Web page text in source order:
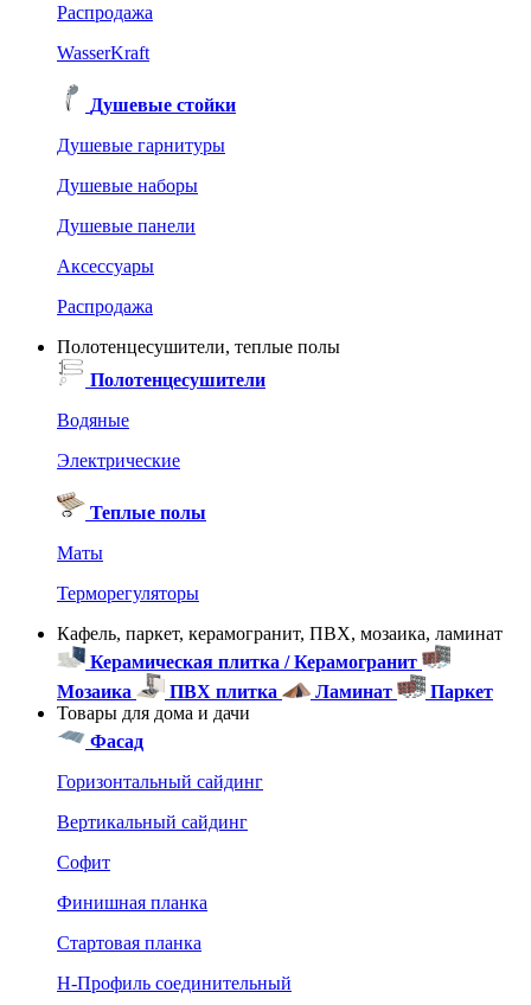
Распродажа
WasserKraft
Душевые стойки
Душевые гарнитуры
Душевые наборы
Душевые панели
Аксессуары
Распродажа
Полотенцесушители, теплые полы
Полотенцесушители
Водяные
Электрические
Теплые полы
Маты
Терморегуляторы
Кафель, паркет, керамогранит, ПВХ, мозаика, ламинат
Керамическая плитка / Керамогранит
Мозаика
ПВХ плитка Ламинат
Паркет
Товары для дома и дачи
Фасад
Горизонтальный сайдинг
Вертикальный сайдинг
Софит
Финишная планка
Стартовая планка
Н-Профиль соединительный